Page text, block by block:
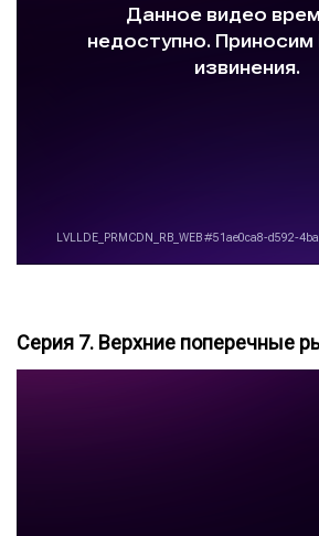
Серия 7. Верхние поперечные